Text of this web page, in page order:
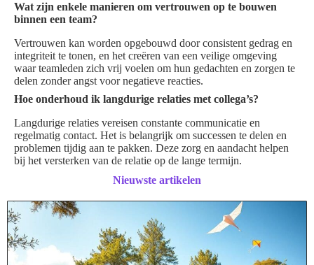
Wat zijn enkele manieren om vertrouwen op te bouwen
binnen een team?
Vertrouwen kan worden opgebouwd door consistent gedrag en
integriteit te tonen, en het creëren van een veilige omgeving
waar teamleden zich vrij voelen om hun gedachten en zorgen te
delen zonder angst voor negatieve reacties.
Hoe onderhoud ik langdurige relaties met collega’s?
Langdurige relaties vereisen constante communicatie en
regelmatig contact. Het is belangrijk om successen te delen en
problemen tijdig aan te pakken. Deze zorg en aandacht helpen
bij het versterken van de relatie op de lange termijn.
Nieuwste artikelen